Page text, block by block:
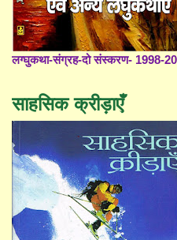
लग्घुकथा-संग्रह-दो संस्करण- 1998-
साहसिक क्रीड़ाएँ